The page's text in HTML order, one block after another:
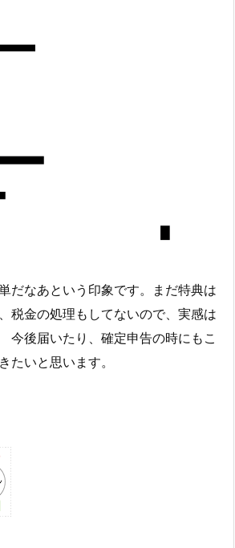
だなあという印象です。まだ特典は
税金の処理もしてないので、実感は
後届いたり、確定申告の時にもこ
たいと思います。